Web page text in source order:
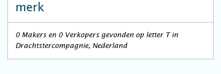
merk
0 Makers en 0 Verkopers gevonden op letter T in
Drachtstercompagnie, Nederland